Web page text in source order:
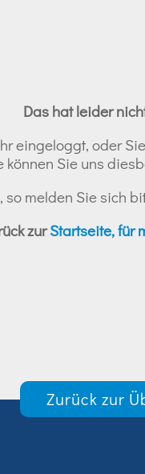
Das hat leider
eingeloggt, oder
können Sie uns
melden Sie sich
zurStartseite, für
Zurück zur